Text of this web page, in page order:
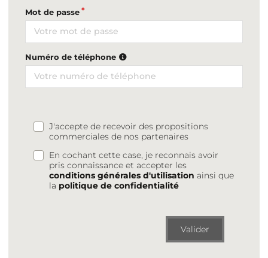
Mot de passe
Numéro de téléphone
J'accepte de recevoir des propositions
commerciales de nos partenaires
En cochant cette case, je reconnais avoir
pris connaissance et accepter les
conditions générales d'utilisation ainsi que
la politique de confidentialité
Valider